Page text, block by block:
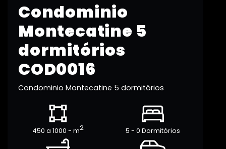
Condominio
Montecatine 5
dormitórios
COD0016
Condominio Montecatine 5 dormitórios
450 a 1000 - m2 5 - 0 Dormitórios